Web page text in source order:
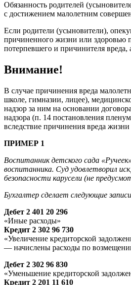
Обязанность родителей
с достижением малолетним
Если родители (усыновители),
причиненного жизни или здоровью
потерпевшего и причинителя вреда,
Внимание!
В случае причинения вреда
школе, гимназии, лицее),
надзор за ним на основании
надзора (п. 14 постановления
вследствие причинения вреда
ПРИМЕР 1
Воспитанник детского сада
воспитанника. Суд удовлетворил
безопасности карусели (не
Бухгалтер сделает следующие
Дебет 2 401 20 296
«Иные расходы»
Кредит 2 302 96 730
«Увеличение кредиторской
— начислены расходы по
Дебет 2 302 96 830
«Уменьшение кредиторской
Кредит 2 201 11 610